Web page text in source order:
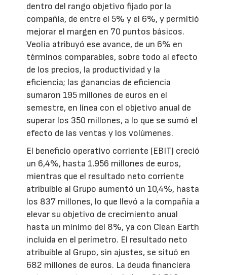
dentro del rango objetivo fijado por la
compañía, de entre el 5% y el 6%, y permitió
mejorar el margen en 70 puntos básicos.
Veolia atribuyó ese avance, de un 6% en
términos comparables, sobre todo al efecto
de los precios, la productividad y la
eficiencia; las ganancias de eficiencia
sumaron 195 millones de euros en el
semestre, en línea con el objetivo anual de
superar los 350 millones, a lo que se sumó el
efecto de las ventas y los volúmenes.
El beneficio operativo corriente (EBIT) creció
un 6,4%, hasta 1.956 millones de euros,
mientras que el resultado neto corriente
atribuible al Grupo aumentó un 10,4%, hasta
los 837 millones, lo que llevó a la compañía a
elevar su objetivo de crecimiento anual
hasta un mínimo del 8%, ya con Clean Earth
incluida en el perímetro. El resultado neto
atribuible al Grupo, sin ajustes, se situó en
682 millones de euros. La deuda financiera